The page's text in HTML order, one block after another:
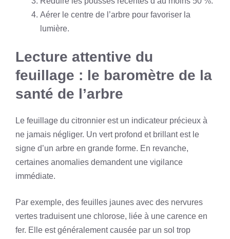
Aérer le centre de l’arbre pour favoriser la
lumière.
Lecture attentive du
feuillage : le baromètre de la
santé de l’arbre
Le feuillage du citronnier est un indicateur précieux à
ne jamais négliger. Un vert profond et brillant est le
signe d’un arbre en grande forme. En revanche,
certaines anomalies demandent une vigilance
immédiate.
Par exemple, des feuilles jaunes avec des nervures
vertes traduisent une chlorose, liée à une carence en
fer. Elle est généralement causée par un sol trop